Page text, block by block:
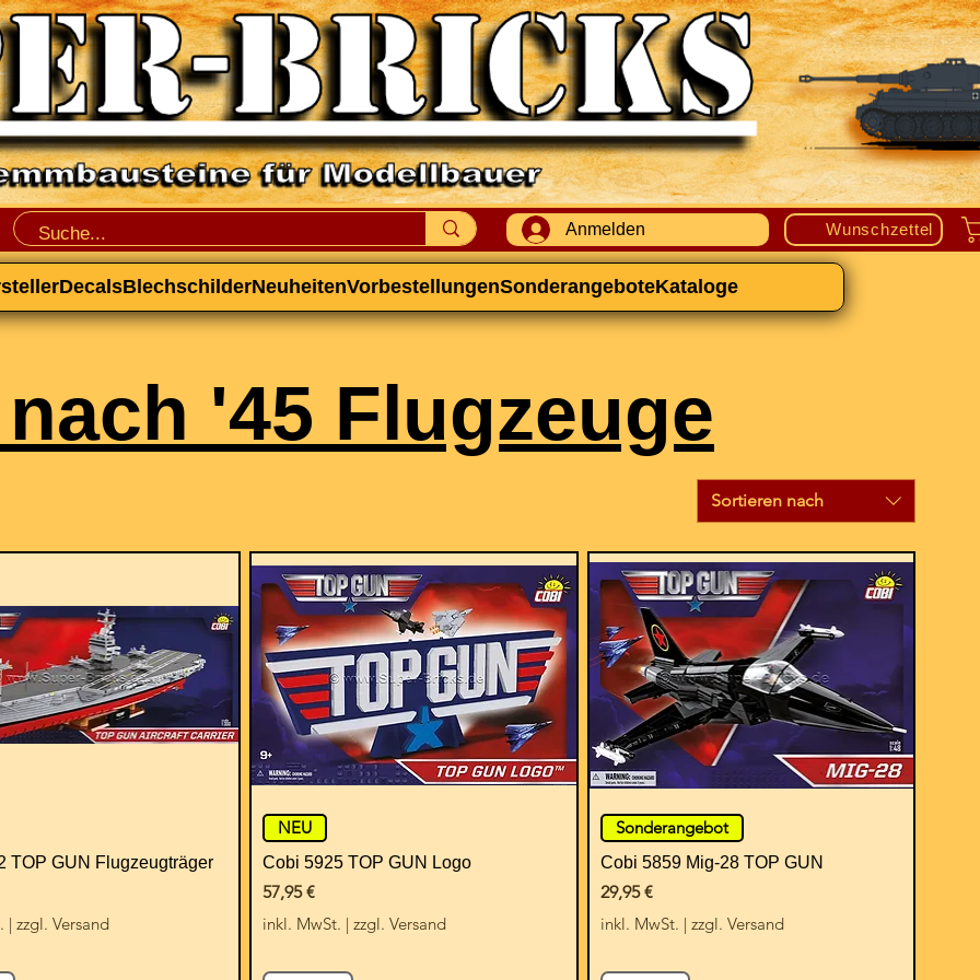
Anmelden Wunschzettel
DecalsBlechschilderNeuheitenVorbestellungenSonderangeboteKataloge
'45 Flugzeuge
Sortieren nach
TOP GUN Flugzeugträger
| zzgl. Versand
NEU
Cobi 5925 TOP GUN Logo
Preis
57,95 €
inkl. MwSt. | zzgl. Versand
Sonderangebot
Cobi 5859 Mig-28 TOP GUN
Preis
29,95 €
inkl. MwSt. | zzgl. Versand